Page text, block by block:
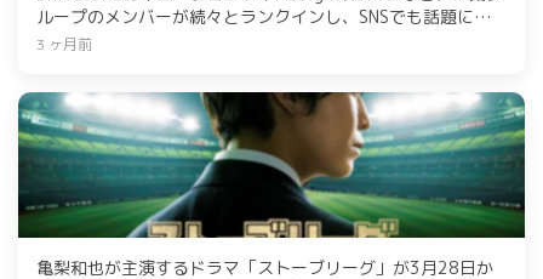
ループのメンバーが続々とランクインし、SNSでも話題に。
ビジュアル、パフォーマンス、個性が光るアイドルたちの活
3 ヶ月前
亀梨和也が主演するドラマ「ストーブリーグ」が3月28日か